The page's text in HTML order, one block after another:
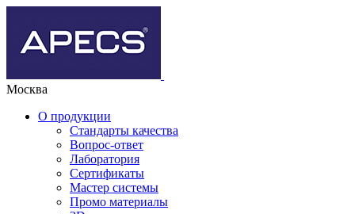
Москва
О продукции
Стандарты качества
Вопрос-ответ
Лаборатория
Сертификаты
Мастер системы
Промо материалы